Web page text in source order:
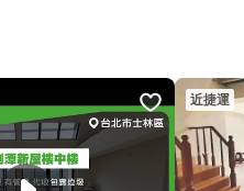
近捷運